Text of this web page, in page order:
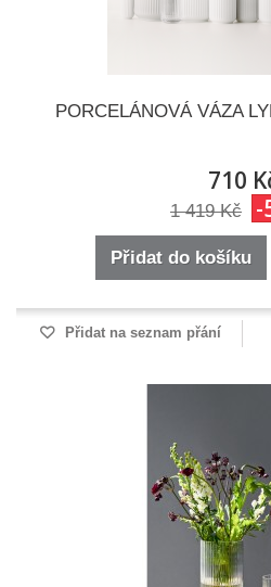
PORCELÁNOVÁ VÁZA
710
1 419 Kč -
Přidat do košíku
Přidat na seznam přání